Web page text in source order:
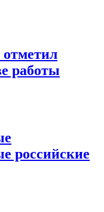
отметил
работы
российские